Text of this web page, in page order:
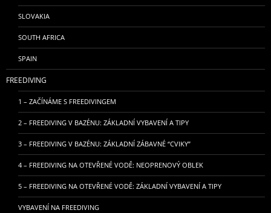
SLOVAKIA
SOUTH AFRICA
SPAIN
FREEDIVING
1 – ZAČÍNÁME S FREEDIVINGEM
2 – FREEDIVING V BAZÉNU: ZÁKLADNÍ VYBAVENÍ A TIPY
3 – FREEDIVING V BAZÉNU: ZÁKLADNÍ ZÁBAVNÉ “CVIKY”
4 – FREEDIVING NA OTEVŘENÉ VODĚ: NEOPRENOVÝ OBLEK
5 – FREEDIVING NA OTEVŘENÉ VODĚ: ZÁKLADNÍ VYBAVENÍ A TIPY
VYBAVENÍ NA FREEDIVING